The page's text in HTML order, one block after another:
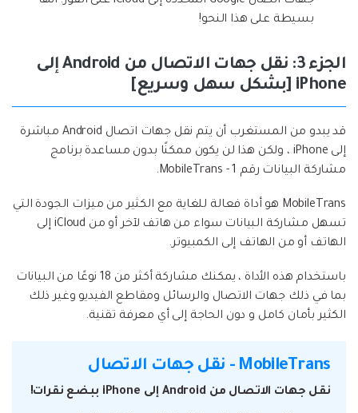
بسيطة على هذا النحو!
الجزء 3: نقل جهات الاتصال من Android إلى
iPhone [بشكل سهل وسريع]
قد يبدو من المستغرب أن يتم نقل جهات اتصال Android مباشرة
إلى iPhone ، ولكن هذا لن يكون ممكنًا بدون مساعدة برنامج
مشاركة البيانات رقم 1 - MobileTrans.
MobileTrans هو أداة فعالة للغاية مع الكثير من ميزات الجودة التي
تسهل مشاركة البيانات سواء من هاتف لآخر أو من iCloud إلى
الهاتف أو من الهاتف إلى الكمبيوتر.
باستخدام هذه الأداة ، يمكنك مشاركة أكثر من 18 نوعًا من البيانات
بما في ذلك جهات الاتصال والرسائل ومقاطع الفيديو وغير ذلك
الكثير بأمان كامل و دون الحاجة إلى أي معرفة تقنية.
MobileTrans - نقل جهات الاتصال
نقل جهات الاتصال من Android إلى iPhone ببضع نقرات!